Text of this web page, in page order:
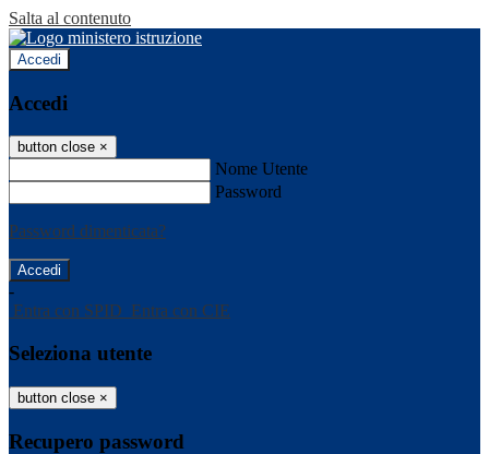
Salta al contenuto
Accedi
Accedi
button close ×
Nome Utente
Password
Password dimenticata?
-
Entra con SPID Entra con CIE
Seleziona utente
button close ×
Recupero password